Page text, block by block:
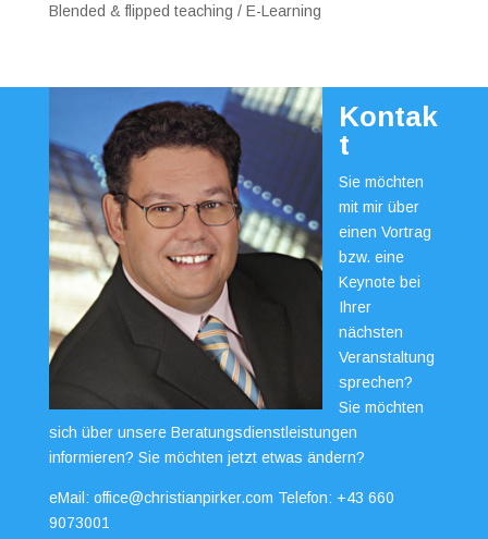
Blended & flipped teaching / E-Learning
Kontak
t
Sie möchten
mit mir über
einen Vortrag
bzw. eine
Keynote bei
Ihrer
nächsten
Veranstaltung
sprechen?
Sie möchten
sich über unsere Beratungsdienstleistungen
informieren? Sie möchten jetzt etwas ändern?
eMail: office@christianpirker.com Telefon: +43 660
9073001